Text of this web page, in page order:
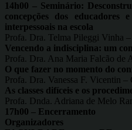
14h00 – Seminário:
concepções dos educadores
interpessoais na escola
Profa. Dra. Telma Pileggi Vinha
Vencendo a indisciplina: um
Profa. Dra. Ana Maria Falcão de
O que fazer no momento do
Profa. Dra. Vanessa F. Vicentin –
As classes difíceis e os
Profa. Dnda. Adriana de Melo
17h00 – Encerramento
Organizadores